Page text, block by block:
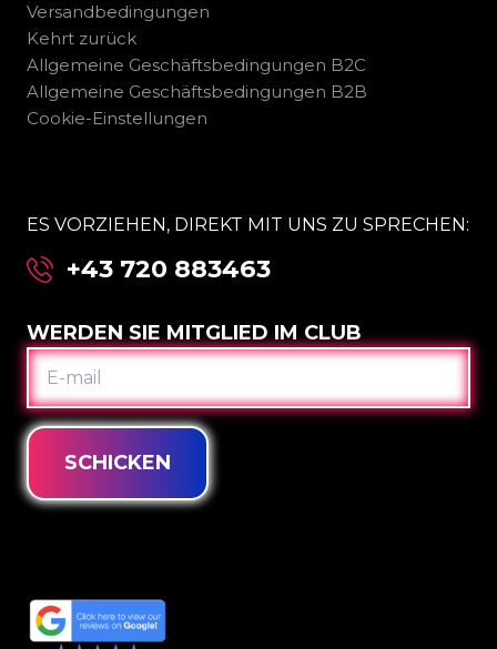
Versandbedingungen
Kehrt zurück
Allgemeine Geschäftsbedingungen B2C
Allgemeine Geschäftsbedingungen B2B
Cookie-Einstellungen
ES VORZIEHEN, DIREKT MIT UNS ZU SPRECHEN:
+43 720 883463
WERDEN SIE MITGLIED IM CLUB
E-
MAIL
SCHICKEN